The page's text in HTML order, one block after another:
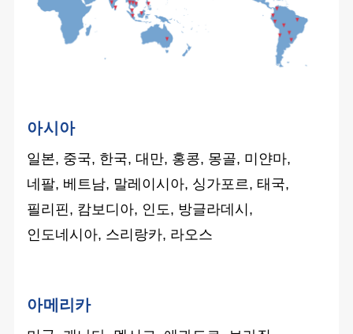
아시아
일본, 중국, 한국, 대만, 홍콩, 몽골, 미얀마,
네팔, 베트남, 말레이시아, 싱가포르, 태국,
필리핀, 캄보디아, 인도, 방글라데시,
인도네시아, 스리랑카, 라오스
아메리카